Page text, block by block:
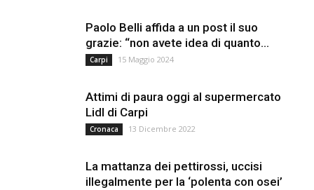
Paolo Belli affida a un post il suo
grazie: “non avete idea di quanto...
Carpi 15 Maggio 2024
Attimi di paura oggi al supermercato
Lidl di Carpi
Cronaca 13 Dicembre 2022
La mattanza dei pettirossi, uccisi
illegalmente per la ‘polenta con osei’